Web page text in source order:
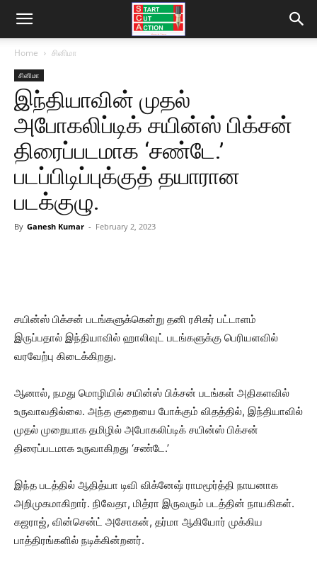
Home சினிமா
சினிமா
இந்தியாவின் முதல்
அபோகலிப்டிக் சயின்ஸ் பிக்சன்
திரைப்படமாக ‘சண்டே.’
படப்பிடிப்புக்குத் தயாரான
படக்குழு.
By Ganesh Kumar - February 2, 2023
சயின்ஸ் பிக்சன் படங்களுக்கென்று தனி ரசிகர் பட்டாளம்
இருப்பதால் இந்தியாவில் ஹாலிவுட் படங்களுக்கு பெரியளவில்
வரவேற்பு கிடைக்கிறது.
ஆனால், நமது மொழியில் சயின்ஸ் பிக்சன் படங்கள் அதிகளவில்
உருவாவதில்லை. அந்த குறையை போக்கும் விதத்தில், இந்தியாவில்
முதல் முறையாக தமிழில் அபோகலிப்டிக் சயின்ஸ் பிக்சன்
திரைப்படமாக உருவாகிறது ‘சண்டே.’
இந்த படத்தில் ஆதித்யா டிவி விக்னேஷ் ராமமூர்த்தி நாயனாக
அறிமுகமாகிறார். நிவேதா, மித்ரா இருவரும் படத்தின் நாயகிகள்.
கஜராஜ், வின்சென்ட் அசோகன், தர்மா ஆகியோர் முக்கிய
பாத்திரங்களில் நடிக்கின்றனர்.